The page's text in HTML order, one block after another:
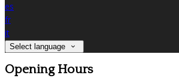
es
fr
it
Select language
Opening Hours